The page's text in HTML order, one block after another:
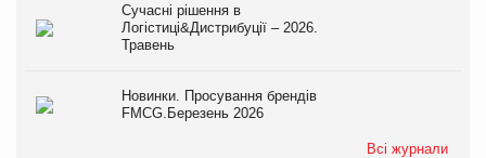
Сучасні рішення в
Логістиці&Дистрибуції – 2026.
Травень
Новинки. Просування брендів
FMCG.Березень 2026
Всі журнали